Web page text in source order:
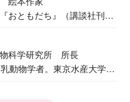
おともだち』（講談社刊）
科学研究所 所長
動物学者。東京水産大学卒